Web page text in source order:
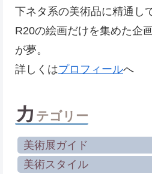
下ネタ系の美術品に精通し
R20の絵画だけを集めた企
が夢。
詳しくはプロフィールへ
カ テゴリー
美術展ガイド
美術スタイル